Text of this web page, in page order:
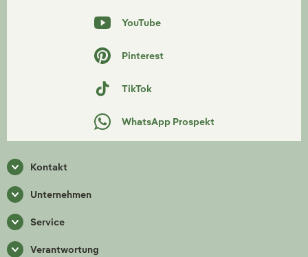
YouTube
Pinterest
TikTok
WhatsApp Prospekt
Kontakt
Unternehmen
Service
Verantwortung